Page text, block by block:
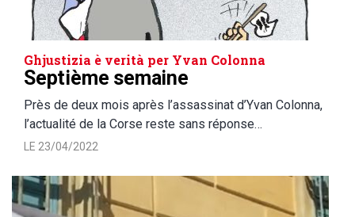
Ghjustizia è verità per Yvan Colonna
Septième semaine
Près de deux mois après l’assassinat d’Yvan Colonna,
l’actualité de la Corse reste sans réponse…
LE 23/04/2022